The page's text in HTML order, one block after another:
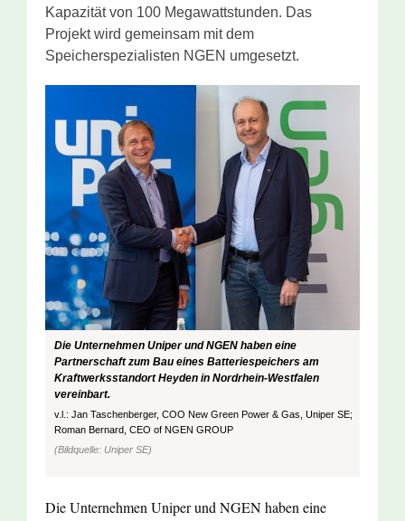
Kapazität von 100 Megawattstunden. Das
Projekt wird gemeinsam mit dem
Speicherspezialisten NGEN umgesetzt.
Die Unternehmen Uniper und NGEN haben eine
Partnerschaft zum Bau eines Batteriespeichers am
Kraftwerksstandort Heyden in Nordrhein-Westfalen
vereinbart.
v.l.: Jan Taschenberger, COO New Green Power & Gas, Uniper SE;
Roman Bernard, CEO of NGEN GROUP
(Bildquelle: Uniper SE)
Die Unternehmen Uniper und NGEN haben eine